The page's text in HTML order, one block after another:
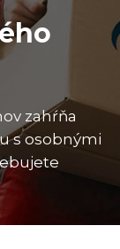
zahŕňa
s osobnými